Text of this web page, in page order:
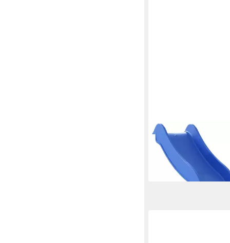
VIDAXL
Spielturm
169x38,5 cm
76,99 €
in 5-6 Werktagen bei dir